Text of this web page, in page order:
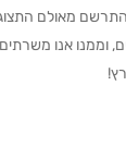
מאולם
על 800 מטרים, וממנו